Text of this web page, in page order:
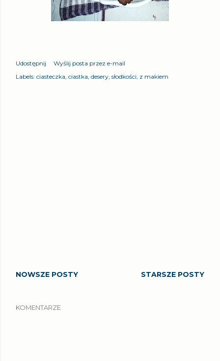
Udostępnij
Wyślij posta przez e-mail
Labels: ciasteczka ciastka desery słodkości z makiem
NOWSZE POSTY STARSZE POSTY
KOMENTARZE